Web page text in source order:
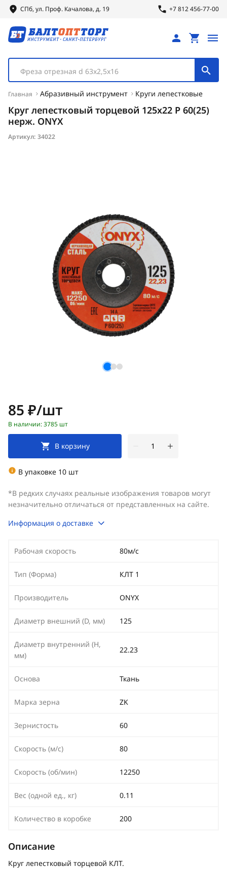
СПб, ул. Проф. Качалова, д. 19 +7 812 456-77-00
Фреза отрезная d 63х2,5х16
Главная Абразивный инструмент Круги лепестковые
Круг лепестковый торцевой 125х22 Р 60(25)
нерж. ONYX
Артикул: 34022
Цена:
85 ₽/шт
В наличии: 3785 шт
В корзину
В упаковке 10 шт
*В редких случаях реальные изображения товаров могут
незначительно отличаться от представленных на сайте.
Информация о доставке
Рабочая скорость 80м/с
Тип (Форма) КЛТ 1
Производитель ONYX
Диаметр внешний (D, мм) 125
Диаметр внутренний (H,
мм)
22.23
Основа Ткань
Марка зерна ZK
Зернистость 60
Скорость (м/с) 80
Скорость (об/мин) 12250
Вес (одной ед., кг) 0.11
Количество в коробке 200
Описание
Круг лепестковый торцевой КЛТ.